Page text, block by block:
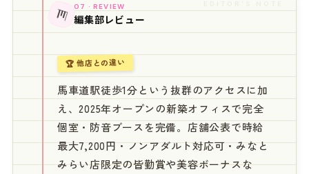
📊 07 · REVIEW
編集部レビュー
🏆 他店との違い
馬車道駅徒歩1分という抜群のアクセスに加
え、2025年オープンの新築オフィスで完全
個室・防音ブースを完備。店舗公表で時給
最大7,200円・ノンアダルト対応可・みなと
みらい店限定の皆勤賞や美容ボーナスな